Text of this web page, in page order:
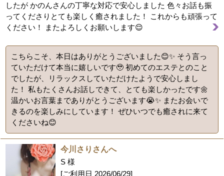
したが かのんさんの丁寧な対応で安心しました 色々お話も振
ってくださりとても楽しく癒されました！ これからも頑張って
ください！ またよろしくお願いします😌
こちらこそ、本日はありがとうございました😊✨ そう言っ
ていただけて本当に嬉しいです🥹 初めてのエステとのこと
でしたが、リラックスしていただけたようで安心しまし
た！ 私もたくさんお話しできて、とても楽しかったです🌼
温かいお言葉までありがとうございます😭✨ またお会いで
きるのを楽しみにしています！ ぜひいつでも癒されに来て
くださいね😊
今川さりさんへ
S 様
[ご利用日 2026/06/29]